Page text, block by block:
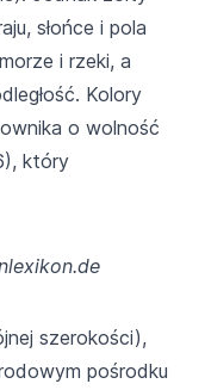
słońce i pola
i rzeki, a
Kolory
o wolność
który
szerokości),
pośrodku